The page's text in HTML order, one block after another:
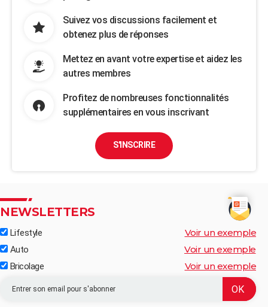
Suivez vos discussions facilement et
obtenez plus de réponses
Mettez en avant votre expertise et aidez les
autres membres
Profitez de nombreuses fonctionnalités
supplémentaires en vous inscrivant
S'INSCRIRE
NEWSLETTERS
Lifestyle Voir un exemple
Auto Voir un exemple
Bricolage Voir un exemple